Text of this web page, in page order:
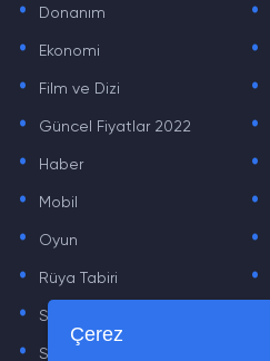
Donanım
. Ekonomi .
. Film ve Dizi .
. Güncel Fiyatlar 2022 .
. Haber .
. Mobil .
. Oyun .
. Rüya Tabiri .
. Sinema .
. Sözler
Çerez